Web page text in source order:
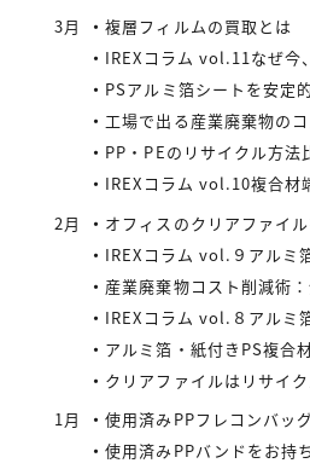
3月
複層フィルムの買取とは
IREXコラム vol.11なぜ今、複合材
PSアルミ箔シートを安定的に処理
工場で出る産業廃棄物の
PP・PEのリサイクル方法
IREXコラム vol.10複合材端材の安定
2月
オフィスのクリアファイルをリサイクルし
IREXコラム vol.９アルミ箔・紙付きPS/PP
産業廃棄物コスト削減術：分別
IREXコラム vol.８アルミ箔・紙付きPS/PP複合材
アルミ箔・紙付きPS複合材端材
クリアファイルはリサイ
1月
使用済みPPフレコンバッ
使用済みPPバンドをお持ちの業者